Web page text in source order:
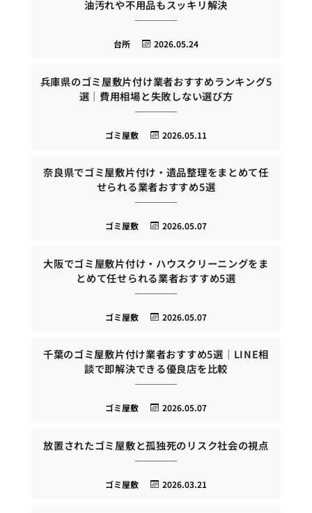
油汚れや不用品もスッキリ解決
2026.05.24
台所
兵庫県のゴミ屋敷片付け業者おすすめランキング5
選｜費用相場と失敗しない選び方
2026.05.11
ゴミ屋敷
奈良県でゴミ屋敷片付け・遺品整理をまとめて任
せられる業者おすすめ5選
2026.05.07
ゴミ屋敷
大阪でゴミ屋敷片付け・ハウスクリーニングをま
とめて任せられる業者おすすめ5選
2026.05.07
ゴミ屋敷
千葉のゴミ屋敷片付け業者おすすめ5選｜LINE相
談で即解決できる優良店を比較
2026.05.07
ゴミ屋敷
放置されたゴミ屋敷と孤独死のリスク社会の視点
2026.03.21
ゴミ屋敷